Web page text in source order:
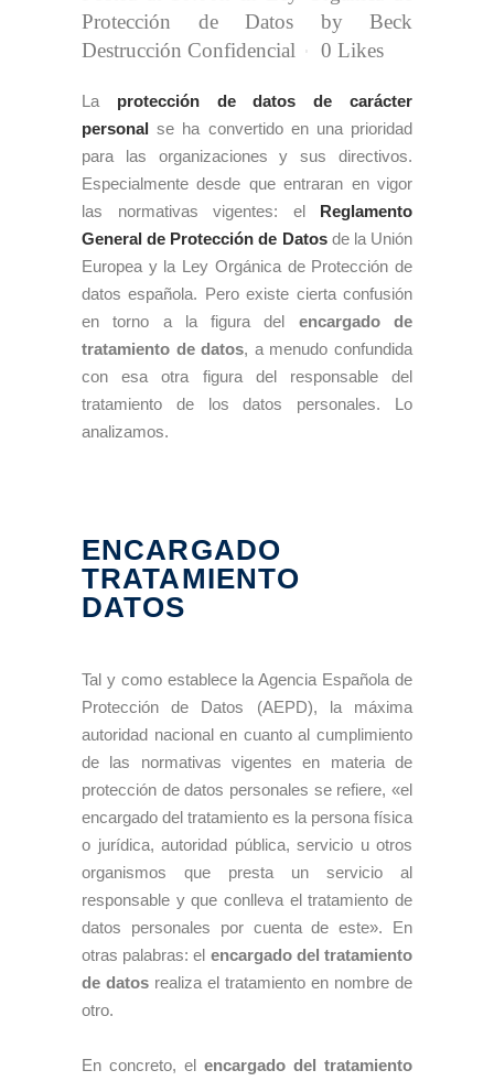
Protección de Datos
by Beck
Destrucción Confidencial
0 Likes
La protección de datos de carácter
personal se ha convertido en una prioridad
para las organizaciones y sus directivos.
Especialmente desde que entraran en vigor
las normativas vigentes: el Reglamento
General de Protección de Datosde la Unión
Europea y la Ley Orgánica de Protección de
datos española. Pero existe cierta confusión
en torno a la figura del encargado de
tratamiento de datos, a menudo confundida
con esa otra figura del responsable del
tratamiento de los datos personales. Lo
analizamos.
ENCARGADO
TRATAMIENTO
DATOS
Tal y como establece la Agencia Española de
Protección de Datos (AEPD), la máxima
autoridad nacional en cuanto al cumplimiento
de las normativas vigentes en materia de
protección de datos personales se refiere, «el
encargado del tratamiento es la persona física
o jurídica, autoridad pública, servicio u otros
organismos que presta un servicio al
responsable y que conlleva el tratamiento de
datos personales por cuenta de este». En
otras palabras: el encargado del tratamiento
de datos realiza el tratamiento en nombre de
otro.
En concreto, el encargado del tratamiento